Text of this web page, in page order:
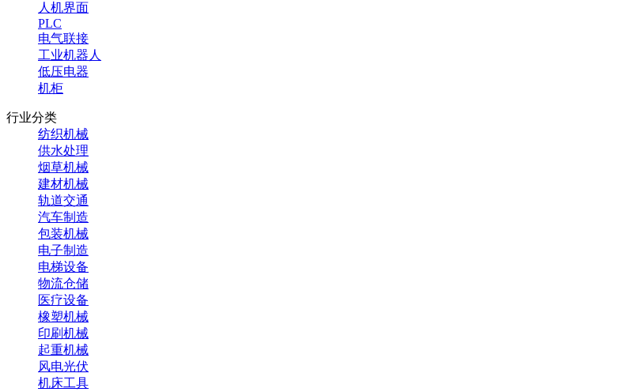
人机界面
PLC
电气联接
工业机器人
低压电器
机柜
行业分类
纺织机械
供水处理
烟草机械
建材机械
轨道交通
汽车制造
包装机械
电子制造
电梯设备
物流仓储
医疗设备
橡塑机械
印刷机械
起重机械
风电光伏
机床工具